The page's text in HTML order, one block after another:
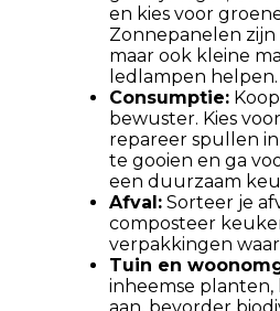
en kies voor
Zonnepanelen
maar ook kleine
ledlampen helpen.
Consumptie:
bewuster. Kies
repareer spullen
te gooien en ga
een duurzaam
Afval:Sorteer je
composteer
verpakkingen
Tuin en
inheemse